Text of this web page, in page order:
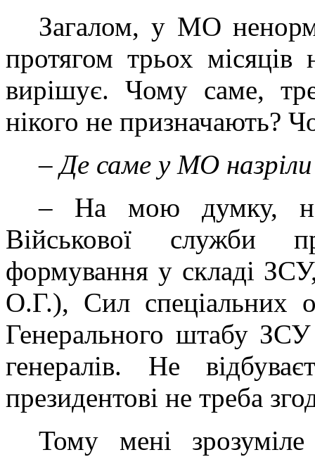
Загалом, у МО
протягом трьох
вирішує. Чому саме,
нікого не призначають?
–Де саме у МО назріли
– На мою думку,
Військової служби
формування у складі
О.Г.), Сил спеціальних
Генерального штабу
генералів. Не
президентові не треба
Тому мені